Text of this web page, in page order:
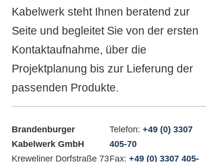
Kabelwerk steht Ihnen beratend zur
Seite und begleitet Sie von der ersten
Kontaktaufnahme, über die
Projektplanung bis zur Lieferung der
passenden Produkte.
Brandenburger
Kabelwerk GmbH
Kreweliner Dorfstraße 73
Telefon:+49 (0) 3307
405-70
Fax:+49 (0) 3307 405-